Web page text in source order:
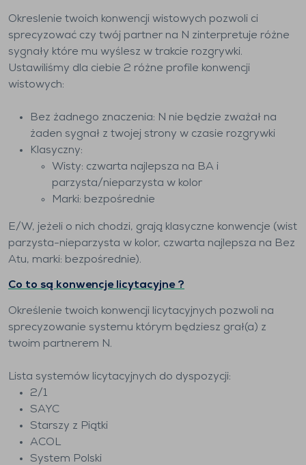
Okreslenie twoich konwencji wistowych pozwoli ci
sprecyzować czy twój partner na N zinterpretuje różne
sygnały które mu wyślesz w trakcie rozgrywki.
Ustawiliśmy dla ciebie 2 różne profile konwencji
wistowych:
Bez żadnego znaczenia: N nie będzie zważał na
żaden sygnał z twojej strony w czasie rozgrywki
Klasyczny:
Wisty: czwarta najlepsza na BA i
parzysta/nieparzysta w kolor
Marki: bezpośrednie
E/W, jeżeli o nich chodzi, grają klasyczne konwencje (wist
parzysta-nieparzysta w kolor, czwarta najlepsza na Bez
Atu, marki: bezpośrednie).
Co to są konwencje licytacyjne ?
Określenie twoich konwencji licytacyjnych pozwoli na
sprecyzowanie systemu którym będziesz grał(a) z
twoim partnerem N.
Lista systemów licytacyjnych do dyspozycji:
2/1
SAYC
Starszy z Piątki
ACOL
System Polski